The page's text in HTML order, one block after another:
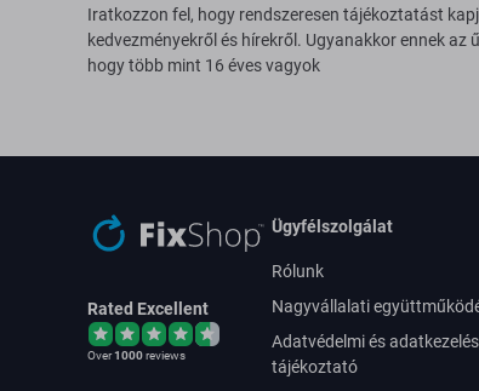
Iratkozzon fel, hogy rendszeresen tájékoztatást
kedvezményekről és hírekről. Ugyanakkor ennek
hogy több mint 16 éves vagyok
Rated Excellent
Over1000reviews
Ügyfélszolgálat
Rólunk
Nagyvállalati
Adatvédelmi és
tájékoztató